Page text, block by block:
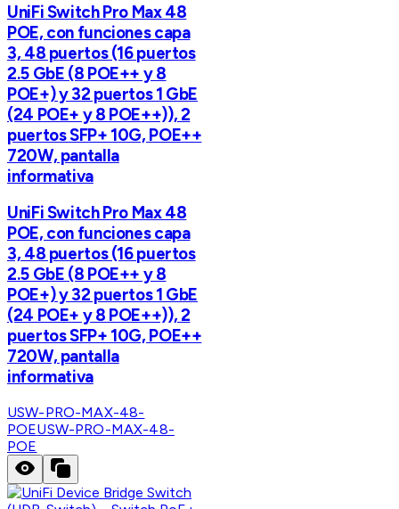
UniFi Switch Pro Max 48
POE, con funciones capa
3, 48 puertos (16 puertos
2.5 GbE (8 POE++ y 8
POE+) y 32 puertos 1 GbE
(24 POE+ y 8 POE++)), 2
puertos SFP+ 10G, POE++
720W, pantalla
informativa
UniFi Switch Pro Max 48
POE, con funciones capa
3, 48 puertos (16 puertos
2.5 GbE (8 POE++ y 8
POE+) y 32 puertos 1 GbE
(24 POE+ y 8 POE++)), 2
puertos SFP+ 10G, POE++
720W, pantalla
informativa
USW-PRO-MAX-48-
POEUSW-PRO-MAX-48-
POE